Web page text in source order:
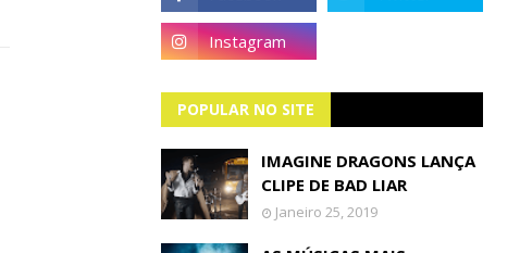
POPULAR NO SITE
IMAGINE DRAGONS LANÇA
CLIPE DE BAD LIAR
Janeiro 25, 2019